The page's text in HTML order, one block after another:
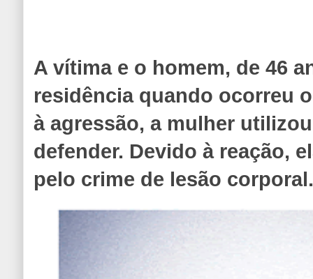
A vítima e o homem, de 46
residência quando ocorreu
à agressão, a mulher
defender. Devido à reação,
pelo crime de lesão